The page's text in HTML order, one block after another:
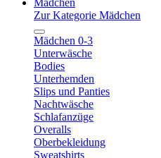
Mädchen
Zur Kategorie Mädchen
Mädchen 0-3
Unterwäsche
Bodies
Unterhemden
Slips und Panties
Nachtwäsche
Schlafanzüge
Overalls
Oberbekleidung
Sweatshirts